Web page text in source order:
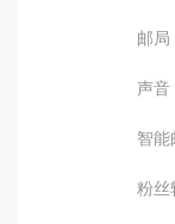
邮局
声音
智
粉丝